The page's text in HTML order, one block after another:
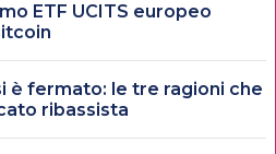
ETF UCITS europeo
è fermato: le tre ragioni che
ribassista